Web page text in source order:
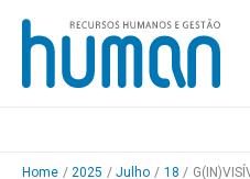
Skip
content
Home 2025 Julho 18